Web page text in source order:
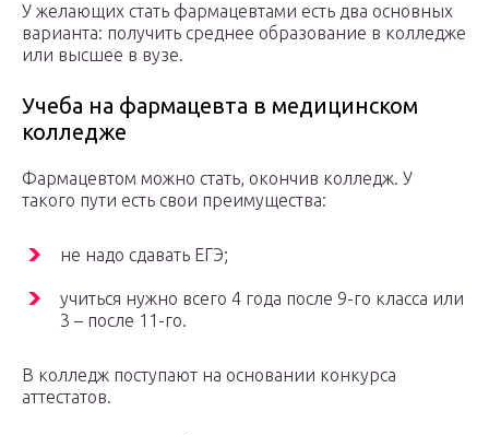
У желающих стать фармацевтами есть два основных
варианта: получить среднее образование в колледже
или высшее в вузе.
Учеба на фармацевта в медицинском
колледже
Фармацевтом можно стать, окончив колледж. У
такого пути есть свои преимущества:
не надо сдавать ЕГЭ;
учиться нужно всего 4 года после 9-го класса или
3 – после 11-го.
В колледж поступают на основании конкурса
аттестатов.